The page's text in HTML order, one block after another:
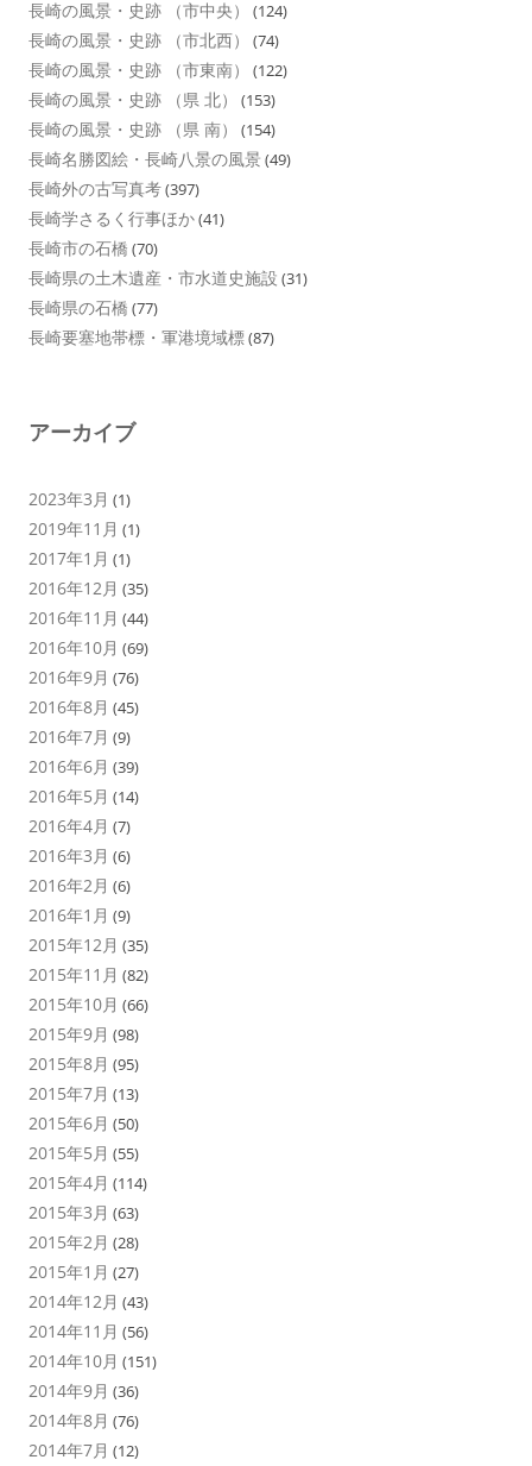
長崎の風景・史跡 （市中央） (124)
長崎の風景・史跡 （市北西） (74)
長崎の風景・史跡 （市東南） (122)
長崎の風景・史跡 （県 北） (153)
長崎の風景・史跡 （県 南） (154)
長崎名勝図絵・長崎八景の風景 (49)
長崎外の古写真考(397)
長崎学さるく行事ほか(41)
長崎市の石橋 (70)
長崎県の土木遺産・市水道史施設 (31)
長崎県の石橋 (77)
長崎要塞地帯標・軍港境域標(87)
アーカイブ
2023年3月 (1)
2019年11月 (1)
2017年1月 (1)
2016年12月 (35)
2016年11月 (44)
2016年10月 (69)
2016年9月 (76)
2016年8月 (45)
2016年7月 (9)
2016年6月 (39)
2016年5月 (14)
2016年4月 (7)
2016年3月 (6)
2016年2月 (6)
2016年1月 (9)
2015年12月 (35)
2015年11月 (82)
2015年10月 (66)
2015年9月 (98)
2015年8月 (95)
2015年7月 (13)
2015年6月 (50)
2015年5月 (55)
2015年4月 (114)
2015年3月 (63)
2015年2月 (28)
2015年1月 (27)
2014年12月 (43)
2014年11月 (56)
2014年10月 (151)
2014年9月 (36)
2014年8月 (76)
2014年7月 (12)